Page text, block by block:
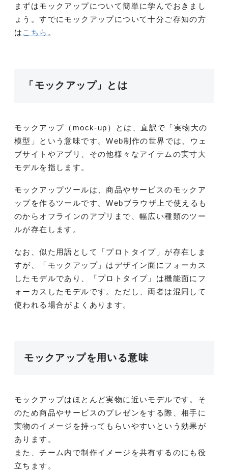
まずはモックアップについて簡単に学んでおきまし
ょう。すでにモックアップについて十分ご存知の方
は こちら 。
「モックアップ」とは
モックアップ（mock-up）とは、直訳で「実物大の
模型」という意味です。Web制作の世界では、ウェ
ブサイトやアプリ、その他様々なアイテムの実寸大
モデルを指します。
モックアップツールは、商品やサービスのモックア
ップを作るツールです。Webブラウザ上で使えるも
のからオフラインのアプリまで、幅広い種類のツー
ルが存在します。
なお、似た用語として「プロトタイプ」が存在しま
すが、「モックアップ」はデザイン面にフォーカス
したモデルであり、「プロトタイプ」は機能面にフ
ォーカスしたモデルです。ただし、両者は混同して
使われる場合がよくあります。
モックアップを用いる意味
モックアップはほとんど実物に近いモデルです。そ
のため商品やサービスのプレゼンをする際、相手に
実物のイメージを持ってもらいやすいという効果が
あります。
また、チーム内で制作イメージを共有するのにも役
立ちます。